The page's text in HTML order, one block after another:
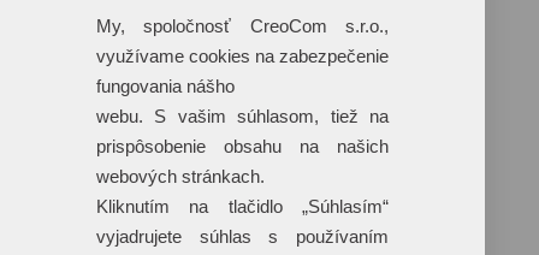
Reklamné predmety s plnofarebnou
potlačou
Dáždniky
Tašky
Hračky
+ 17 ďalších
My, spoločnosť CreoCom s.r.o.,
využívame cookies na zabezpečenie
fungovania nášho
webu. S vašim súhlasom, tiež na
prispôsobenie obsahu na našich
webových stránkach.
Kliknutím na tlačidlo „Súhlasím“
vyjadrujete súhlas s používaním